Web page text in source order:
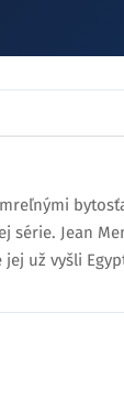
Jean
už vyšli